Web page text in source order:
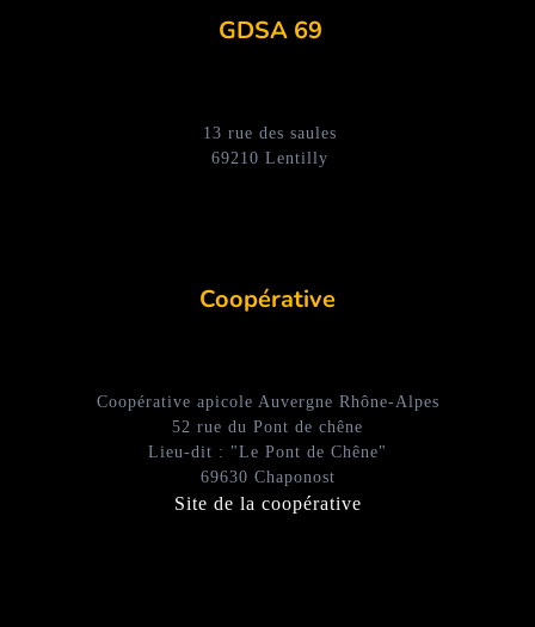
GDSA 69
13 rue des saules
69210 Lentilly
Coopérative
Coopérative apicole Auvergne Rhône-Alpes
52 rue du Pont de chêne
Lieu-dit : "Le Pont de Chêne"
69630 Chaponost
Site de la coopérative